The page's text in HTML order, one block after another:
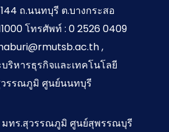
ถ.นนทบุรี ต.บางกระสอ
โทรศัพท์ : 0 2526 0409
,
ริหารธุรกิจและเทคโนโลยี
วรรณภูมิ ศูนย์นนทบุรี
ทร.สุวรรณภูมิ ศูนย์สุพรรณบุรี